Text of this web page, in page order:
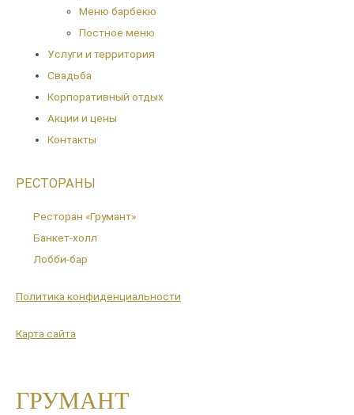
Меню барбекю
Постное меню
Услуги и территория
Свадьба
Корпоративный отдых
Акции и цены
Контакты
РЕСТОРАНЫ
Ресторан «Грумант»
Банкет-холл
Лобби-бар
Политика конфиденциальности
Карта сайта
ГРУМАНТ